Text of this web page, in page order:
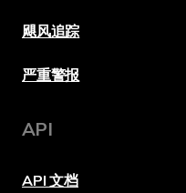
飓风追踪
严重警报
API
API 文档